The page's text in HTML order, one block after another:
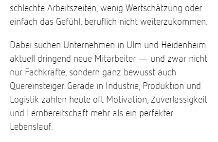
schlechte Arbeitszeiten, wenig Wertschätzung oder
einfach das Gefühl, beruflich nicht weiterzukommen.
Dabei suchen Unternehmen in Ulm und Heidenheim
aktuell dringend neue Mitarbeiter — und zwar nicht
nur Fachkräfte, sondern ganz bewusst auch
Quereinsteiger. Gerade in Industrie, Produktion und
Logistik zählen heute oft Motivation, Zuverlässigkeit
und Lernbereitschaft mehr als ein perfekter
Lebenslauf.